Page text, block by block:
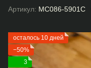
Артикул: MC086-5901С
осталось 10 дней
−50%
3